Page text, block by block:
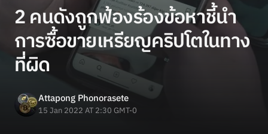
2 คนดังถูกฟ้องร้องข้อหาชี้นำ
การซื้อขายเหรียญคริปโตในทาง
ที่ผิด
Attapong Phonorasete
15 Jan 2022 AT 2:30 GMT-0